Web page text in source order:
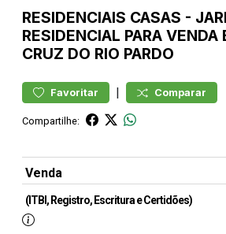
RESIDENCIAIS CASAS -
RESIDENCIAL PARA VENDA
CRUZ DO RIO PARDO
Favoritar | Comparar
Compartilhe:
Venda
(ITBI, Registro, Escritura e Certidões)